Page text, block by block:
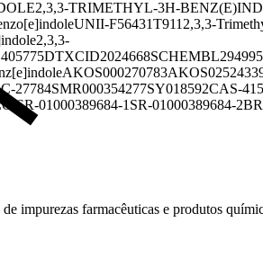
2,3,3-TRIMETHYL-3H-
UNII-F56431T911 2,3,3-
2,3,3-
DTXCID2024668
AKOS000270783
27784SMR000354277SY018592CAS-
SR-01000389684-1 SR-01000389684-2
impurezas farmacêuticas e produtos